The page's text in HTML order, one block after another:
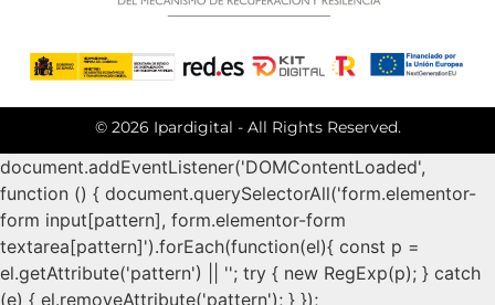
© 2026 Ipardigital - All Rights Reserved.
document.addEventListener('DOMContentLoaded',
function () { document.querySelectorAll('form.elementor-
form input[pattern], form.elementor-form
textarea[pattern]').forEach(function(el){ const p =
el.getAttribute('pattern') || ''; try { new RegExp(p); } catch
(e) { el.removeAttribute('pattern'); } });